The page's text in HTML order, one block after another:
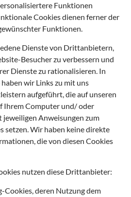
Funktionen
Cookies dienen ferner der
Funktionen.
Dienste von Drittanbietern,
Besucher zu verbessern und
Dienste zu rationalisieren. In
wir Links zu mit uns
aufgeführt, die auf unseren
Ihrem Computer und/ oder
Anweisungen zum
setzen. Wir haben keine direkte
die von diesen Cookies
nutzen diese Drittanbieter:
Cookies, deren Nutzung dem